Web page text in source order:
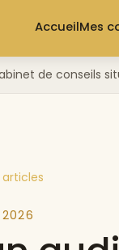
AccueilMes
de conseils
2026